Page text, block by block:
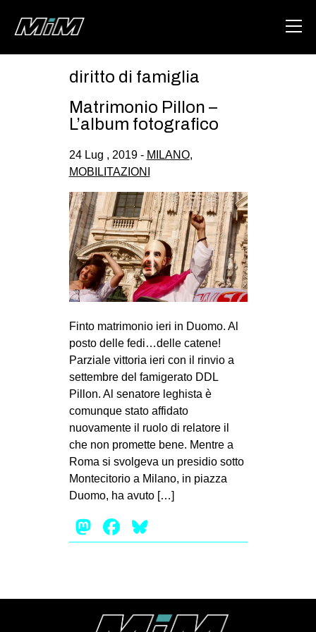
HOME
ABOUT
AREA
DEGENERAZIONE
GAZA FREESTYLE
CSOA LAMBRETTA
MSM
STUDENTI TSUNAMI
ZAM
MILANO
MOBILITAZIONI
SPAZI
SPORT POPOLARE
MOVIMENTI
AMBIENTE
ANTIFASCISMO
DIRITTO ALL’ABITARE
GENERI
MIGRAZIONI
STUDENTI
diritto di famiglia
Matrimonio Pillon –
L’album fotografico
24 Lug , 2019 - MILANO,
MOBILITAZIONI
Finto matrimonio ieri in Duomo. Al
posto delle fedi…delle catene!
Parziale vittoria ieri con il rinvio a
settembre del famigerato DDL
Pillon. Al senatore leghista è
comunque stato affidato
nuovamente il ruolo di relatore il
che non promette bene. Mentre a
Roma si svolgeva un presidio sotto
Montecitorio a Milano, in piazza
Duomo, ha avuto […]
Mastodon
Facebook